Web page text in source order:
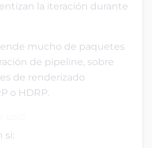
la iteración durante
mucho de paquetes
de pipeline, sobre
de renderizado
o HDRP.
si: